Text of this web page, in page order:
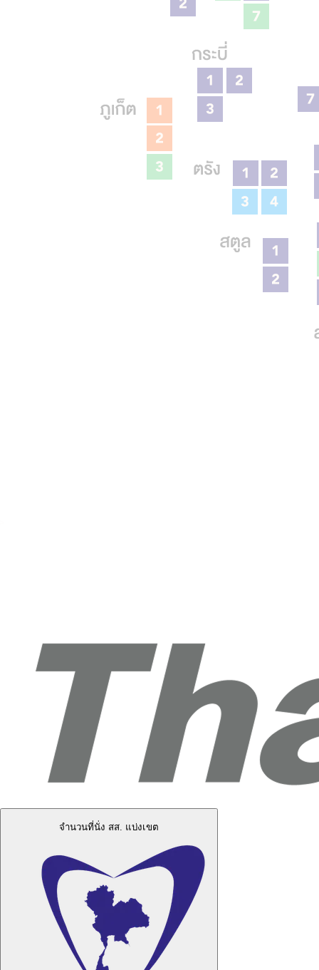
จำนวนที่นั่ง สส. แบ่งเขต